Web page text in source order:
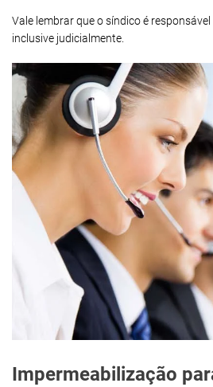
Vale lembrar que o síndico é responsável
inclusive judicialmente.
Impermeabilização